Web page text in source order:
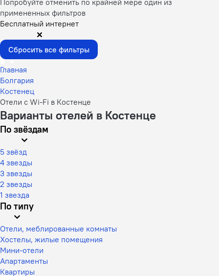
примененных фильтров
Бесплатный интернет
Сбросить все фильтры
Главная
Болгария
Костенец
Отели с Wi-Fi в Костенце
Варианты отелей в Костенце
По звёздам
5 звёзд
4 звезды
3 звезды
2 звезды
1 звезда
По типу
Отели, меблированные комнаты
Хостелы, жилые помещения
Мини-отели
Апартаменты
Квартиры